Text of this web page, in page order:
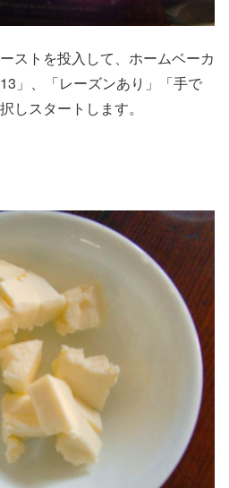
ストを投入して、ホームベーカ
」、「レーズンあり」「手で
しスタートします。